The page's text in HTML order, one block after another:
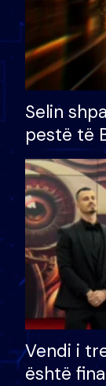
Selin
pestë të
çmimin e
Vendi i
është